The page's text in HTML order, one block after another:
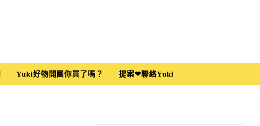
Yuki好物開團你買了嗎？ 提案❤聯絡Yuki